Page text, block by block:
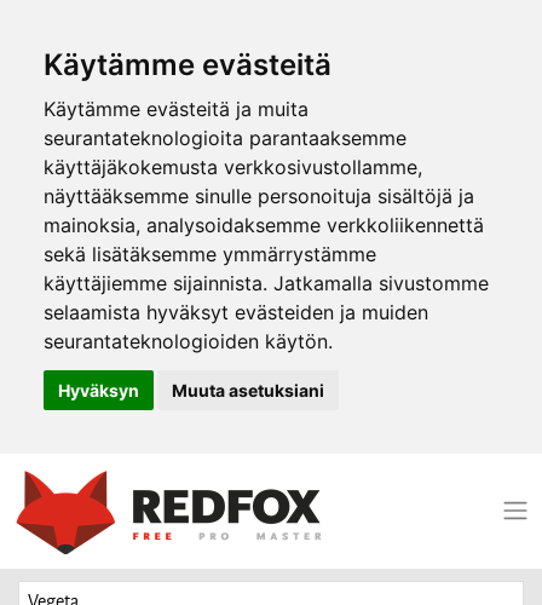
Käytämme evästeitä
Käytämme evästeitä ja muita
seurantateknologioita parantaaksemme
käyttäjäkokemusta verkkosivustollamme,
näyttääksemme sinulle personoituja sisältöjä ja
mainoksia, analysoidaksemme verkkoliikennettä
sekä lisätäksemme ymmärrystämme
käyttäjiemme sijainnista. Jatkamalla sivustomme
selaamista hyväksyt evästeiden ja muiden
seurantateknologioiden käytön.
Hyväksyn Muuta asetuksiani